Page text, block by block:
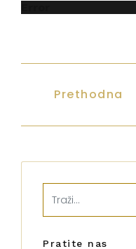
Prethodna
Pratite nas